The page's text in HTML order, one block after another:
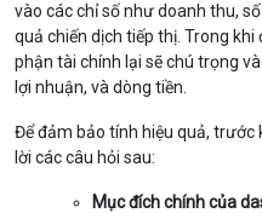
vào các chỉ số như doanh thu,
quả chiến dịch tiếp thị. Trong
phận tài chính lại sẽ chú trọng
lợi nhuận, và dòng tiền.
Để đảm bảo tính hiệu quả, trước
lời các câu hỏi sau:
Mục đích chính của